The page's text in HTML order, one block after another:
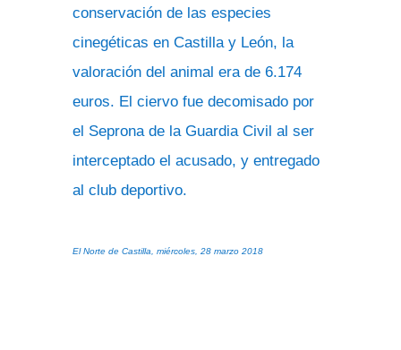
conservación de las especies
cinegéticas en Castilla y León, la
valoración del animal era de 6.174
euros. El ciervo fue decomisado por
el Seprona de la Guardia Civil al ser
interceptado el acusado, y entregado
al club deportivo.
El Norte de Castilla, miércoles, 28 marzo 2018